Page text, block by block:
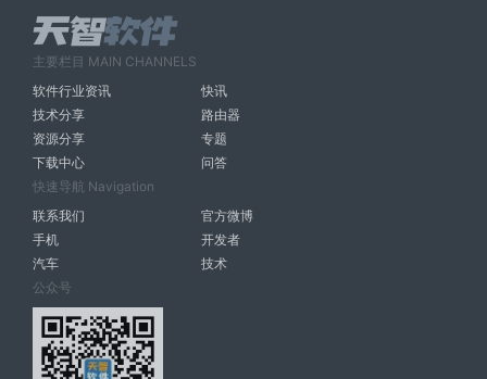
主要栏目 MAIN CHANNELS
软件行业资讯
快讯
技术分享
路由器
资源分享
专题
下载中心
问答
快速导航 Navigation
联系我们
官方微博
手机
开发者
汽车
技术
公众号